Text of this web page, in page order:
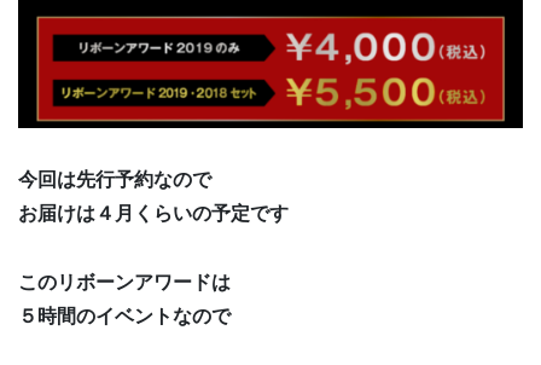
今回は先行予約なので
お届けは４月くらいの予定です
このリボーンアワードは
５時間のイベントなので